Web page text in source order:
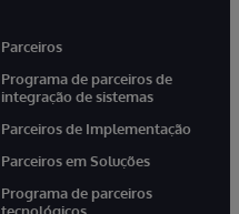
Parceiros
Programa de parceiros de
integração de sistemas
Parceiros de Implementação
Parceiros em Soluções
Programa de parceiros